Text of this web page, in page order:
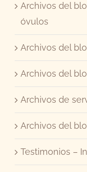
Archivos del
óvulos
Archivos del
Archivos del
Archivos de
Archivos del
Testimonios –